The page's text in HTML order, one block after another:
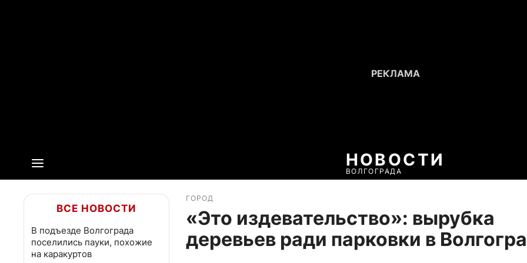
НОВОСТИ
ВОЛГОГРАДА
ВСЕ НОВОСТИ
В подъезде Волгограда
поселились пауки, похожие
на каракуртов
ГОРОД
«Это издевательство»: вырубка
деревьев ради парковки в